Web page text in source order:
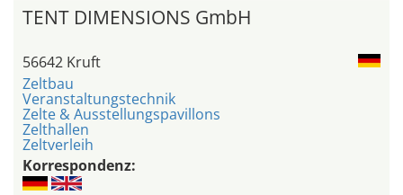
TENT DIMENSIONS GmbH
56642 Kruft
Zeltbau
Veranstaltungstechnik
Zelte & Ausstellungspavillons
Zelthallen
Zeltverleih
Korrespondenz: